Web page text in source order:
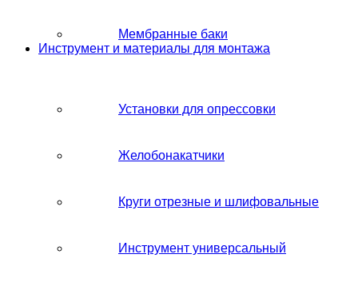
Мембранные баки
Инструмент и материалы для монтажа
Установки для опрессовки
Желобонакатчики
Круги отрезные и шлифовальные
Инструмент универсальный